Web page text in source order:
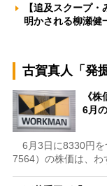
【追及スクープ
明かされる柳瀬
古賀真人「発
《
6月
6月3日に8330円を
7564）の株価は、